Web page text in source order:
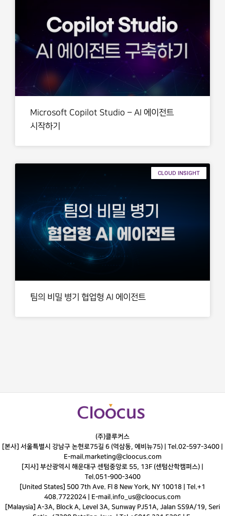
Microsoft Copilot Studio – AI 에이전트
시작하기
CLOUD INSIGHT
팀의 비밀 병기 협업형 AI 에이전트
(주)클루커스
[본사] 서울특별시 강남구 논현로75길 6 (역삼동, 에비뉴75) | Tel.02-597-3400
E-mail.marketing@cloocus.com
[지사] 부산광역시 해운대구 센텀중앙로 55, 13F (센텀산학캠퍼스) |
Tel.051-900-3400
[United States] 500 7th Ave. Fl 8 New York, NY 10018 | Tel.+1
408.7722024 | E-mail.info_us@cloocus.com
[Malaysia] A-3A, Block A, Level 3A, Sunway PJ51A, Jalan SS9A/19, Seri